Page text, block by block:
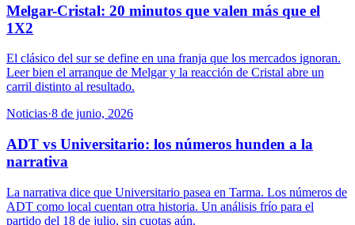
Melgar-Cristal: 20 minutos que valen más que el
1X2
El clásico del sur se define en una franja que los mercados ignoran.
Leer bien el arranque de Melgar y la reacción de Cristal abre un
carril distinto al resultado.
Noticias·8 de junio, 2026
ADT vs Universitario: los números hunden a la
narrativa
La narrativa dice que Universitario pasea en Tarma. Los números de
ADT como local cuentan otra historia. Un análisis frío para el
partido del 18 de julio, sin cuotas aún.